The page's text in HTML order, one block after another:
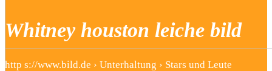
Whitney houston leiche bild
http s://www.bild.de › Unterhaltung › Stars und Leute